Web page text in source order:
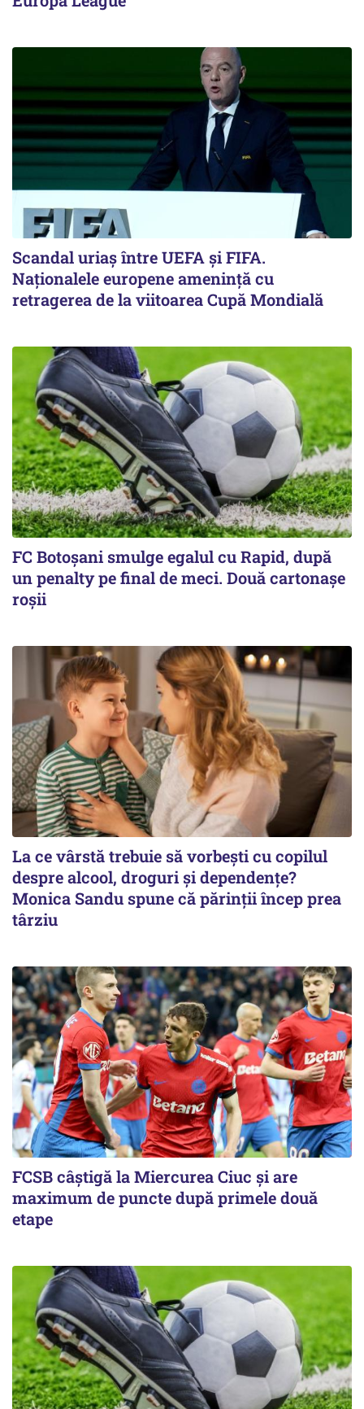
Scandal uriaş între UEFA şi FIFA.
Naţionalele europene ameninţă cu
retragerea de la viitoarea Cupă Mondială
FC Botoşani smulge egalul cu Rapid, după
un penalty pe final de meci. Două cartonaşe
roşii
La ce vârstă trebuie să vorbești cu copilul
despre alcool, droguri și dependențe?
Monica Sandu spune că părinții încep prea
târziu
FCSB câştigă la Miercurea Ciuc şi are
maximum de puncte după primele două
etape